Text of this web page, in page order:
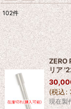
表示数:
並び順:
102件
ZERO
リア
(税込:
現在製